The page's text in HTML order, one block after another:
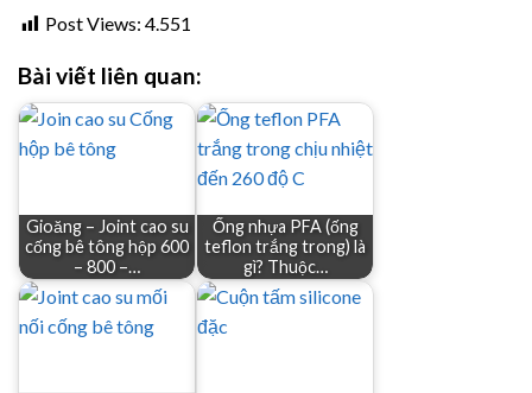
Post Views: 4.551
Bài viết liên quan:
Gioăng – Joint cao su
cống bê tông hộp 600
– 800 –…
Ống nhựa PFA (ống
teflon trắng trong) là
gì? Thuộc…